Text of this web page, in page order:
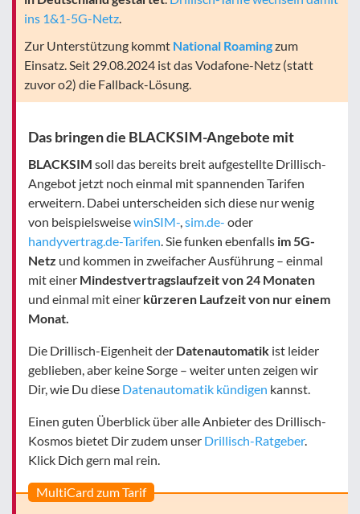
ins 1&1-5G-Netz.
Zur Unterstützung kommt National Roamingzum
Einsatz. Seit 29.08.2024 ist das Vodafone-Netz (statt
zuvor o2) die Fallback-Lösung.
Das bringen die BLACKSIM-Angebote mit
BLACKSIM soll das bereits breit aufgestellte Drillisch-
Angebot jetzt noch einmal mit spannenden Tarifen
erweitern. Dabei unterscheiden sich diese nur wenig
von beispielsweisewinSIM-,sim.de- oder
handyvertrag.de-Tarifen. Sie funken ebenfalls im 5G-
Netz und kommen in zweifacher Ausführung – einmal
mit einer Mindestvertragslaufzeit von 24 Monaten
und einmal mit einer kürzeren Laufzeit von nur einem
Monat.
Die Drillisch-Eigenheit der Datenautomatik ist leider
geblieben, aber keine Sorge – weiter unten zeigen wir
Dir, wie Du diese Datenautomatik kündigen kannst.
Einen guten Überblick über alle Anbieter des Drillisch-
Kosmos bietet Dir zudem unser Drillisch-Ratgeber.
Klick Dich gern mal rein.
MultiCard zum Tarif